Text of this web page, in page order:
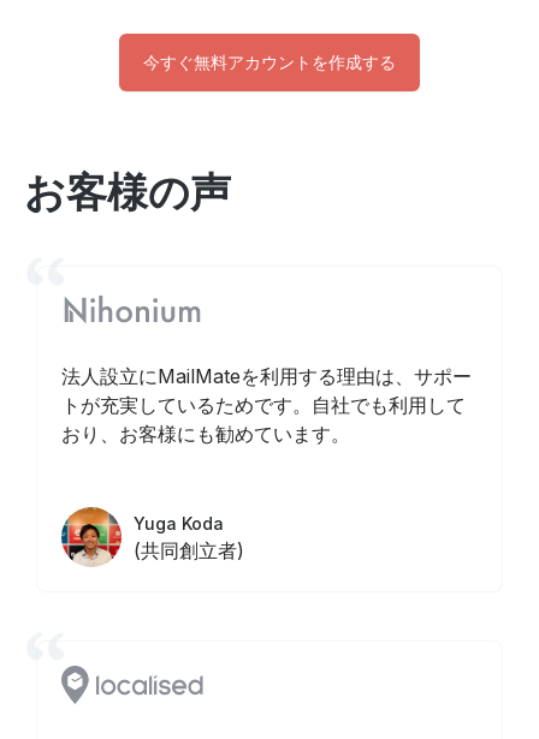
今すぐ無料アカウントを作成する
お客様の声
法人設立にMailMateを利用する理由は、サポー
トが充実しているためです。自社でも利用して
おり、お客様にも勧めています。
Yuga Koda
(共同創立者)